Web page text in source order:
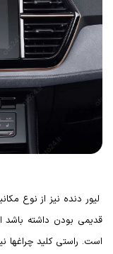
لیور دنده نیز از نوع
قدیمی بودن داشته باشد
است. راستی کلید چراغها